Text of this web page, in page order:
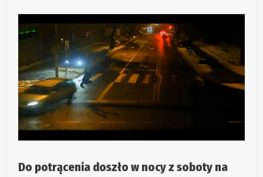
Do potrącenia doszło w nocy z soboty na